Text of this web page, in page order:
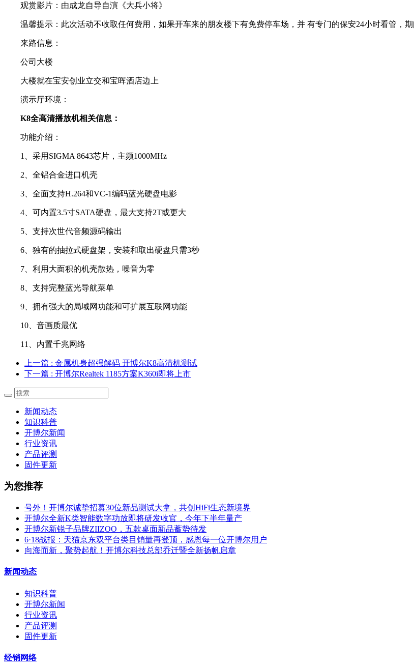
观赏影片：由成龙自导自演《大兵小将》
温馨提示：此次活动不收取任何费用，如果开车来的朋友楼下有免费停车场，并 有专门的保安24小时看管，期
来路信息：
公司大楼
大楼就在宝安创业立交和宝晖酒店边上
演示厅环境：
K8全高清播放机相关信息：
功能介绍：
1、采用SIGMA 8643芯片，主频1000MHz
2、全铝合金进口机壳
3、全面支持H.264和VC-1编码蓝光硬盘电影
4、可内置3.5寸SATA硬盘，最大支持2T或更大
5、支持次世代音频源码输出
6、独有的抽拉式硬盘架，安装和取出硬盘只需3秒
7、利用大面积的机壳散热，噪音为零
8、支持完整蓝光导航菜单
9、拥有强大的局域网功能和可扩展互联网功能
10、音画质最优
11、内置千兆网络
上一篇 : 金属机身超强解码 开博尔K8高清机测试
下一篇 : 开博尔Realtek 1185方案K360i即将上市
新闻动态
知识科普
开博尔新闻
行业资讯
产品评测
固件更新
为您推荐
号外！开博尔诚挚招募30位新品测试大拿，共创HiFi生态新境界
开博尔全新K类智能数字功放即将研发收官，今年下半年量产
开博尔新锐子品牌ZIIZOO，五款桌面新品蓄势待发
6·18战报：天猫京东双平台类目销量再登顶，感恩每一位开博尔用户
向海而新，聚势起航！开博尔科技总部乔迁暨全新扬帆启章
新闻动态
知识科普
开博尔新闻
行业资讯
产品评测
固件更新
经销网络